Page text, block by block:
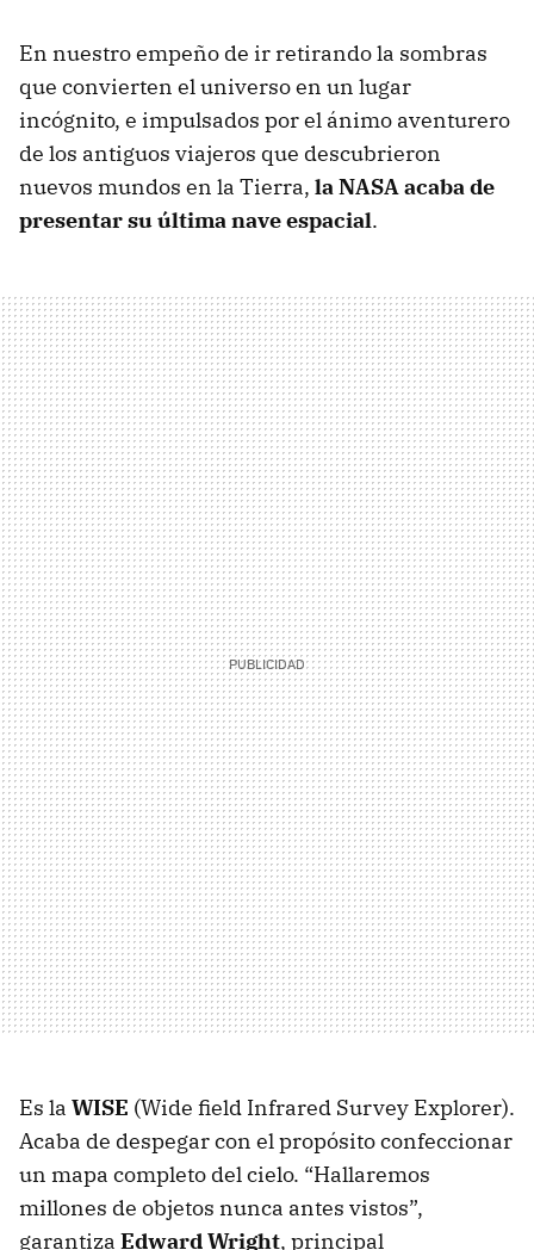
En nuestro empeño de ir retirando la sombras
que convierten el universo en un lugar
incógnito, e impulsados por el ánimo aventurero
de los antiguos viajeros que descubrieron
nuevos mundos en la Tierra, la NASA acaba de
presentar su última nave espacial.
Es la WISE (Wide field Infrared Survey Explorer).
Acaba de despegar con el propósito confeccionar
un mapa completo del cielo. “Hallaremos
millones de objetos nunca antes vistos”,
garantiza Edward Wright, principal